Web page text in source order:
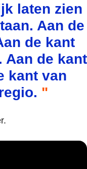
laten zien
Aan de
de kant
Aan de kant
kant van